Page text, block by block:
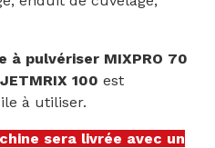
à pulvériser MIXPRO 70
100 est
à utiliser.
sera livrée avec un